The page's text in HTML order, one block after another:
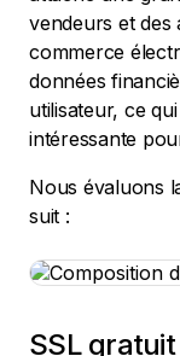
vendeurs et des
commerce
données
utilisateur, ce
intéressante
Nous évaluons
suit :
SSL gratuit